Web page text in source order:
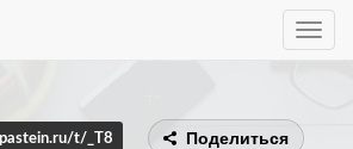
Toggle
t/_T8 Поделиться